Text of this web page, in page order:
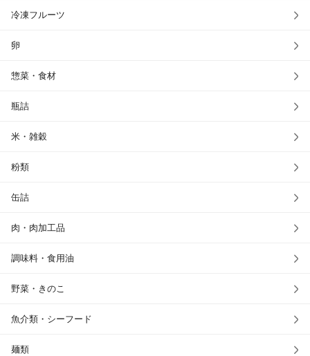
冷凍フルーツ
卵
惣菜・食材
瓶詰
米・雑穀
粉類
缶詰
肉・肉加工品
調味料・食用油
野菜・きのこ
魚介類・シーフード
麺類